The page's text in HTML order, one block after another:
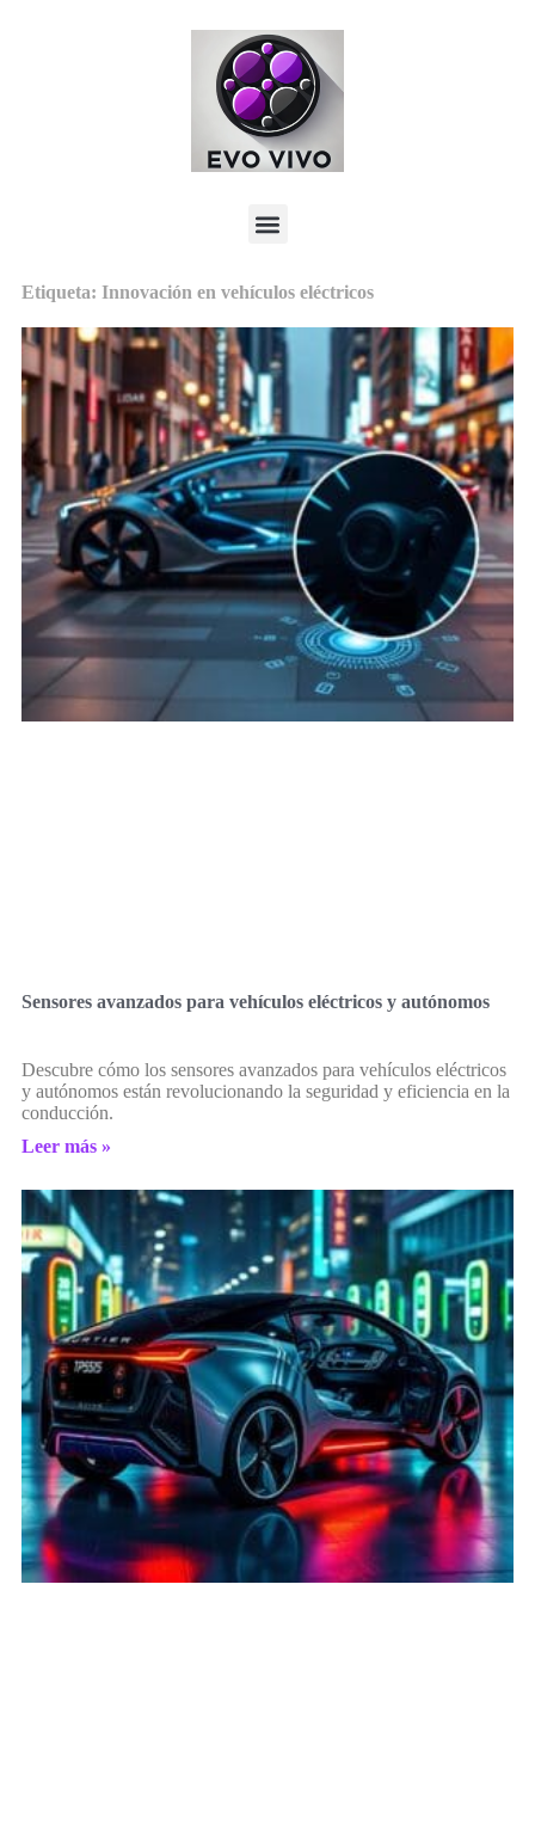
Etiqueta: Innovación en vehículos eléctricos
Sensores avanzados para vehículos eléctricos y autónomos
Descubre cómo los sensores avanzados para vehículos eléctricos
y autónomos están revolucionando la seguridad y eficiencia en la
conducción.
Leer más »